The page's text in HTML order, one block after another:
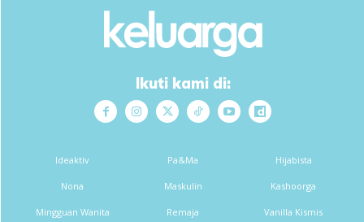
Ikuti kami di:
Ideaktiv
Nona
Mingguan Wanita
Pa&Ma
Maskulin
Remaja
Hijabista
Kashoorga
Vanilla Kismis